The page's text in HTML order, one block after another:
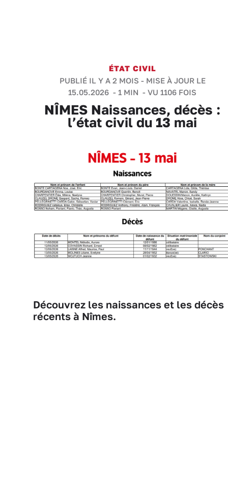
ÉTAT CIVIL
PUBLIÉ IL Y A 2 MOIS - MISE À JOUR LE
15.05.2026 - 1 MIN - VU 1106 FOIS
NÎMES Naissances, décès :
l’état civil du 13 mai
Découvrez les naissances et les décès
récents à Nîmes.